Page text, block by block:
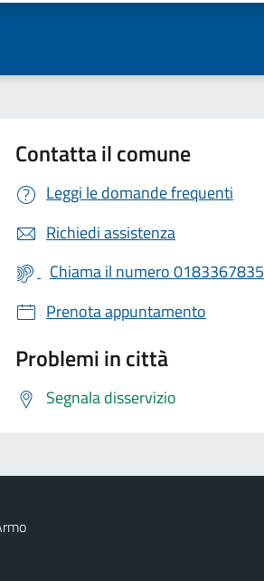
Contatta il comune
Leggi le domande frequenti
Richiedi assistenza
Chiama il numero 0183367835
Prenota appuntamento
Problemi in città
Segnala disservizio